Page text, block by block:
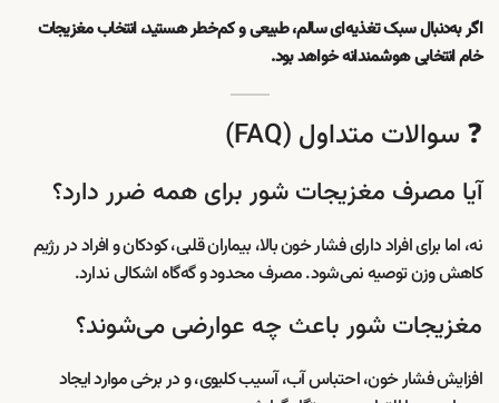
اگر به‌دنبال سبک تغذیه‌ای سالم، طبیعی و کم‌خطر هستید، انتخاب مغزیجات
خام انتخابی هوشمندانه خواهد بود.
❓ سوالات متداول (FAQ)
آیا مصرف مغزیجات شور برای همه ضرر دارد؟
نه، اما برای افراد دارای فشار خون بالا، بیماران قلبی، کودکان و افراد در رژیم
کاهش وزن توصیه نمی‌شود. مصرف محدود و گه‌گاه اشکالی ندارد.
مغزیجات شور باعث چه عوارضی می‌شوند؟
افزایش فشار خون، احتباس آب، آسیب کلیوی، و در برخی موارد ایجاد